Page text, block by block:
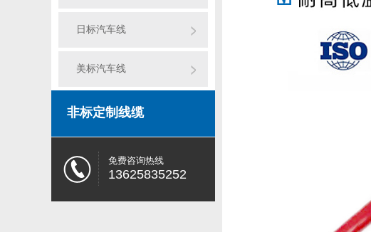
日标汽车线
美标汽车线
非标定制线缆
免费咨询热线
13625835252